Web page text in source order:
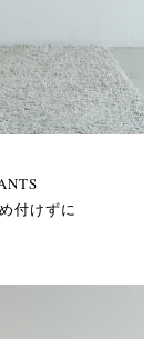
付けずに